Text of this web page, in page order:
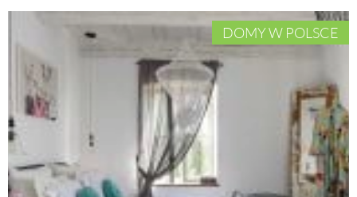
DOMY W POLSCE
DANIA GŁÓWNE
CIASTA I DESERY
DODATKI